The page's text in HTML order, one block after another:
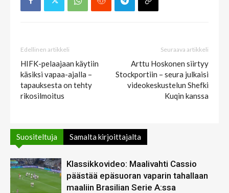
Edellinen artikkeli
HIFK-pelaajaan käytiin
käsiksi vapaa-ajalla –
tapauksesta on tehty
rikosilmoitus
Seuraava artikkeli
Arttu Hoskonen siirtyy
Stockportiin – seura julkaisi
videokeskustelun Shefki
Kuqin kanssa
Suositeltuja Samalta kirjoittajalta
Klassikkovideo: Maalivahti Cassio
päästää epäsuoran vaparin tahallaan
maaliin Brasilian Serie A:ssa